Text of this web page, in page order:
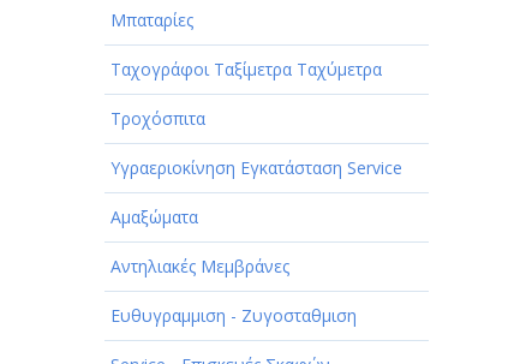
Μπαταρίες
Ταχογράφοι Ταξίμετρα Ταχύμετρα
Τροχόσπιτα
Υγραεριοκίνηση Εγκατάσταση Service
Αμαξώματα
Αντηλιακές Μεμβράνες
Ευθυγραμμιση - Ζυγοσταθμιση